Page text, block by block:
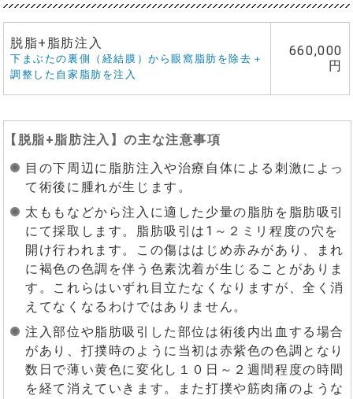
脱脂+脂肪注入
下まぶたの裏側（経結膜）から眼窩脂肪を除去＋
調整した自家脂肪を注入
660,000
円
【 脱脂+脂肪注入 】の主な注意事項
目の下周辺に脂肪注入や治療自体による刺激によっ
て術後に腫れが生じます。
太ももなどから注入に適した少量の脂肪を脂肪吸引
にて採取します。脂肪吸引は1～２ミリ程度の穴を
開け行われます。この傷ははじめ赤みがあり、まれ
に褐色の色調を伴う色素沈着が生じることがありま
す。これらはいずれ目立たなくなりますが、全く消
えてなくなるわけではありません。
注入部位や脂肪吸引した部位は術後内出血する場合
があり、打撲時のように当初は赤紫色の色調となり
数日で薄い黄色に変化し１０日～２週間程度の時間
を経て消えていきます。また打撲や筋肉痛のような